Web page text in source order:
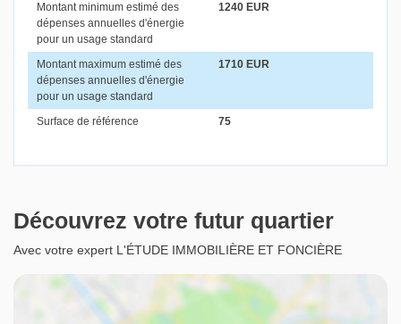
Montant minimum estimé des
dépenses annuelles d'énergie
pour un usage standard
1240 EUR
Montant maximum estimé des
dépenses annuelles d'énergie
pour un usage standard
1710 EUR
Surface de référence 75
Découvrez votre futur quartier
Avec votre expert L'ÉTUDE IMMOBILIÈRE ET FONCIÈRE